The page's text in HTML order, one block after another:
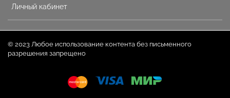
Личный кабинет
© 2023 Любое использование контента без письменного
разрешения запрещено